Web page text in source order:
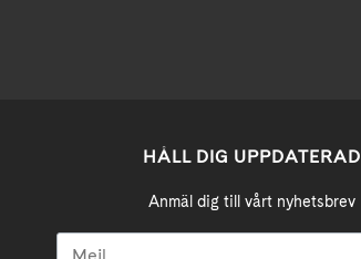
HÅLL DIG UPPDATERAD
Anmäl dig till vårt nyhetsbrev